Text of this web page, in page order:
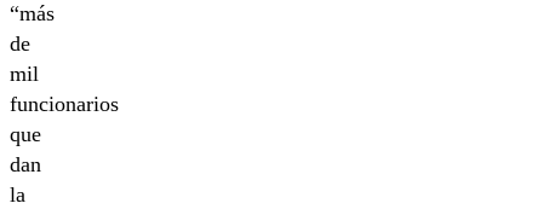
“más
de
mil
funcionarios
que
dan
la